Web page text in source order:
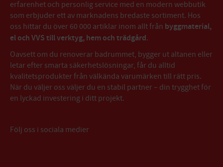
erfarenhet och personlig service med en modern webbutik
som erbjuder ett av marknadens bredaste sortiment. Hos
oss hittar du över 60 000 artiklar inom allt från byggmaterial,
el och VVS till verktyg, hem och trädgård.
Oavsett om du renoverar badrummet, bygger ut altanen eller
letar efter smarta säkerhetslösningar, får du alltid
kvalitetsprodukter från välkända varumärken till rätt pris.
När du väljer oss väljer du en stabil partner – din trygghet för
en lyckad investering i ditt projekt.
Följ oss i sociala medier